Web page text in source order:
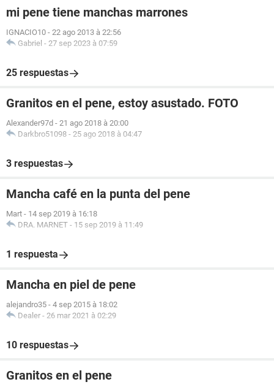
mi pene tiene manchas marrones
IGNACIO10 - 22 ago 2013 à 22:56
Gabriel - 27 sep 2023 à 07:59
25 respuestas
Granitos en el pene, estoy asustado. FOTO
Alexander97d - 21 ago 2018 à 20:00
Darkbro51098 - 25 ago 2018 à 04:47
3 respuestas
Mancha café en la punta del pene
Mart - 14 sep 2019 à 16:18
DRA. MARNET - 15 sep 2019 à 11:49
1 respuesta
Mancha en piel de pene
alejandro35 - 4 sep 2015 à 18:02
Dealer - 26 mar 2021 à 02:29
10 respuestas
Granitos en el pene